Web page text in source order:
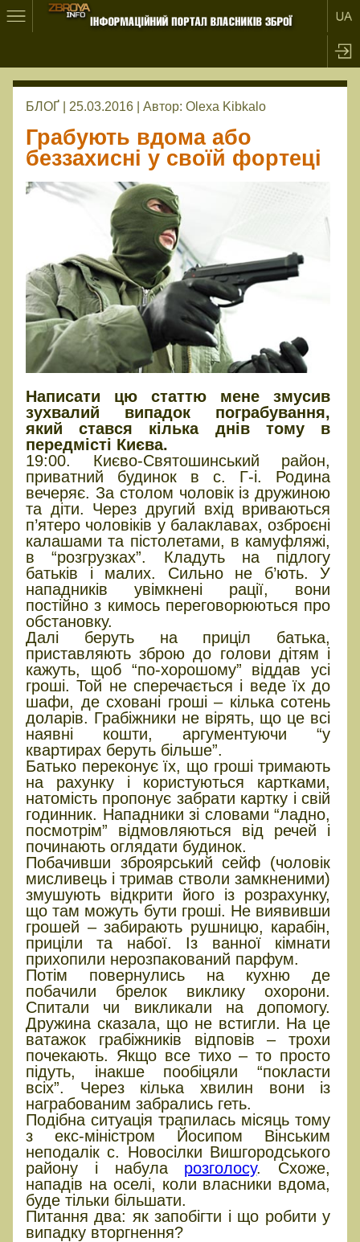
БЛОҐ | 25.03.2016 | Автор: Olexa Kibkalo
Грабують вдома або
беззахисні у своїй фортеці
Написати цю статтю мене змусив
зухвалий випадок пограбування,
який стався кілька днів тому в
передмісті Києва.
19:00. Києво-Святошинський район,
приватний будинок в с. Г-і. Родина
вечеряє. За столом чоловік із дружиною
та діти. Через другий вхід вриваються
п’ятеро чоловіків у балаклавах, озброєні
калашами та пістолетами, в камуфляжі,
в “розгрузках”. Кладуть на підлогу
батьків і малих. Сильно не б’ють. У
нападників увімкнені рації, вони
постійно з кимось переговорюються про
обстановку.
Далі беруть на приціл батька,
приставляють зброю до голови дітям і
кажуть, щоб “по-хорошому” віддав усі
гроші. Той не сперечається і веде їх до
шафи, де сховані гроші – кілька сотень
доларів. Грабіжники не вірять, що це всі
наявні кошти, аргументуючи “у
квартирах беруть більше”.
Батько переконує їх, що гроші тримають
на рахунку і користуються картками,
натомість пропонує забрати картку і свій
годинник. Нападники зі словами “ладно,
посмотрім” відмовляються від речей і
починають оглядати будинок.
Побачивши зброярський сейф (чоловік
мисливець і тримав стволи замкненими)
змушують відкрити його із розрахунку,
що там можуть бути гроші. Не виявивши
грошей – забирають рушницю, карабін,
приціли та набої. Із ванної кімнати
прихопили нерозпакований парфум.
Потім повернулись на кухню де
побачили брелок виклику охорони.
Спитали чи викликали на допомогу.
Дружина сказала, що не встигли. На це
ватажок грабіжників відповів – трохи
почекають. Якщо все тихо – то просто
підуть, інакше пообіцяли “покласти
всіх”. Через кілька хвилин вони із
награбованим забрались геть.
Подібна ситуація трапилась місяць тому
з екс-міністром Йосипом Вінським
неподалік с. Новосілки Вишгородського
району і набула розголосу. Схоже,
нападів на оселі, коли власники вдома,
буде тільки більшати.
Питання два: як запобігти і що робити у
випадку вторгнення?